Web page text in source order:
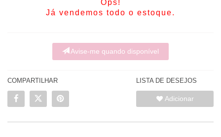
Ops!
Já vendemos todo o estoque.
Avise-me quando disponível
COMPARTILHAR LISTA DE DESEJOS
Adicionar